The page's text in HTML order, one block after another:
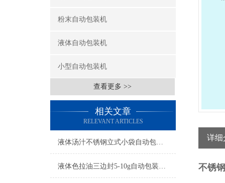
粉末自动包装机
液体自动包装机
小型自动包装机
查看更多 >>
相关文章
RELEVANT ARTICLES
液体汤汁不锈钢立式小袋自动包装机工厂生产
液体色拉油三边封5-10g自动包装机简介
详细
不锈